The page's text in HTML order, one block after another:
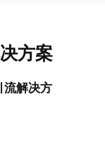
方案
流解决方